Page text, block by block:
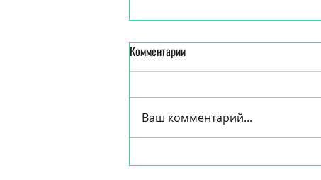
Комментарии
Ваш комментарий...